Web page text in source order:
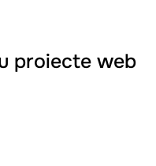
proiecte web